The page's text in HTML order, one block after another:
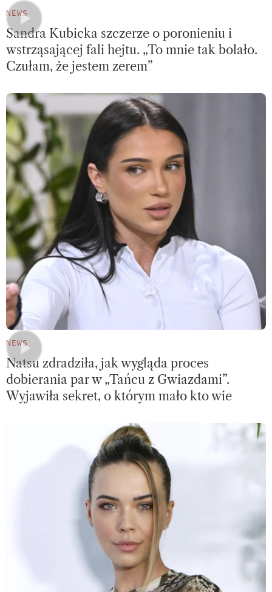
NEWS
Sandra Kubicka szczerze o poronieniu i
wstrząsającej fali hejtu. „To mnie tak bolało.
Czułam, że jestem zerem”
NEWS
Natsu zdradziła, jak wygląda proces
dobierania par w „Tańcu z Gwiazdami”.
Wyjawiła sekret, o którym mało kto wie